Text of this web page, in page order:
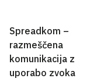
Spreadkom –
razmeščena
komunikacija z
uporabo zvoka